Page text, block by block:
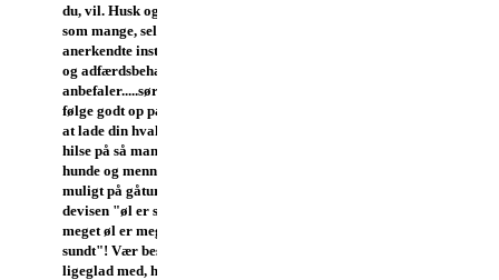
du, vil. Husk også at gør,
som mange, selv de mest
anerkendte instruktører
og adfærdsbehandlere,
anbefaler.....sørg for at
følge godt op på dette ved
at lade din hvalp/hund
hilse på så mange andre
hunde og mennesker som
muligt på gåturen efter
devisen "øl er sundt, -
meget øl er meget
sundt"! Vær bestemt også
ligeglad med, hvordan